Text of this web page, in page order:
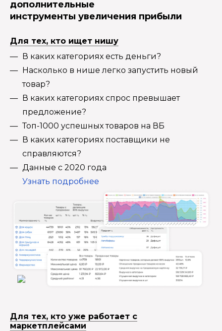
дополнительные
инструменты увеличения прибыли
Для тех, кто ищет нишу
В каких категориях есть деньги?
Насколько в нише легко запустить новый
товар?
В каких категориях спрос превышает
предложение?
Топ-1000 успешных товаров на ВБ
В каких категориях поставщики не
справляются?
Данные с 2020 года
Узнать подробнее
Для тех, кто уже работает с
маркетплейсами